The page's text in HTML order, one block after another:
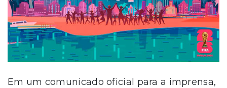
Em um comunicado oficial para a imprensa,